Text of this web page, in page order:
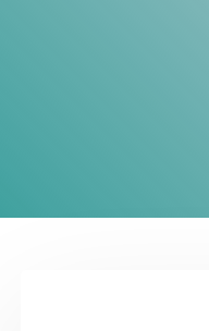
Intensivpflegedienst,